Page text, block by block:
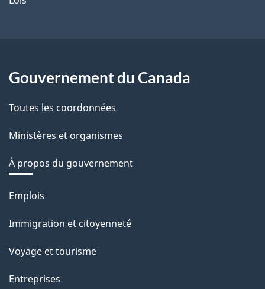
Gouvernement du Canada
Toutes les coordonnées
Ministères et organismes
À propos du gouvernement
Thèmes
sujets
Emplois
Immigration et citoyenneté
Voyage et tourisme
Entreprises